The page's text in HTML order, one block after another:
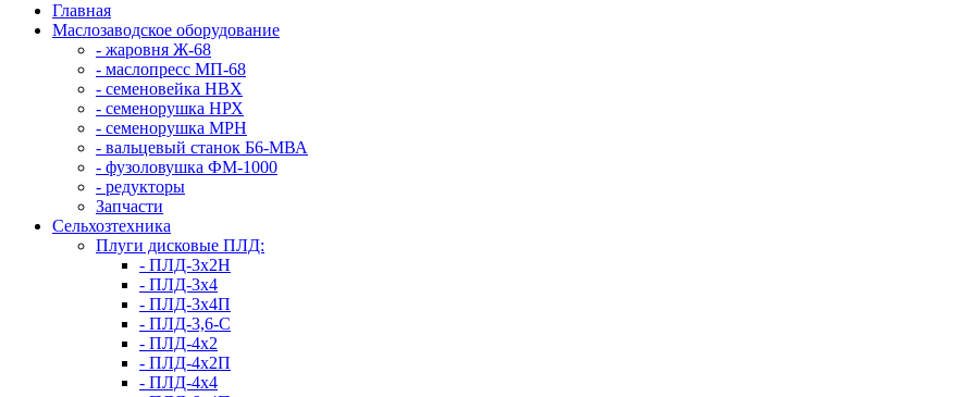
Главная
Маслозаводское оборудование
- жаровня Ж-68
- маслопресс МП-68
- семеновейка НВХ
- семенорушка НРХ
- семенорушка МРН
- вальцевый станок Б6-МВА
- фузоловушка ФМ-1000
- редукторы
Запчасти
Сельхозтехника
Плуги дисковые ПЛД:
- ПЛД-3х2H
- ПЛД-3х4
- ПЛД-3х4П
- ПЛД-3,6-С
- ПЛД-4х2
- ПЛД-4х2П
- ПЛД-4х4